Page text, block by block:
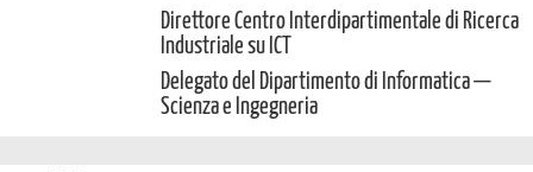
Direttore Centro Interdipartimentale di Ricerca
Industriale su ICT
Delegato del Dipartimento di Informatica —
Scienza e Ingegneria